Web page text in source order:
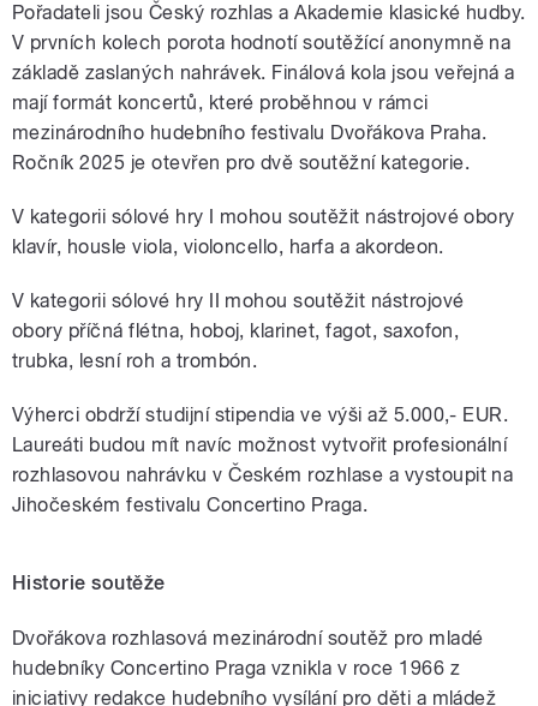
Pořadateli jsou Český rozhlas a Akademie klasické hudby.
V prvních kolech porota hodnotí soutěžící anonymně na
základě zaslaných nahrávek. Finálová kola jsou veřejná a
mají formát koncertů, které proběhnou v rámci
mezinárodního hudebního festivalu Dvořákova Praha.
Ročník 2025 je otevřen pro dvě soutěžní kategorie.
V kategorii sólové hry I mohou soutěžit nástrojové obory
klavír, housle viola, violoncello, harfa a akordeon.
V kategorii sólové hry II mohou soutěžit nástrojové
obory příčná flétna, hoboj, klarinet, fagot, saxofon,
trubka, lesní roh a trombón.
Výherci obdrží studijní stipendia ve výši až 5.000,- EUR.
Laureáti budou mít navíc možnost vytvořit profesionální
rozhlasovou nahrávku v Českém rozhlase a vystoupit na
Jihočeském festivalu Concertino Praga.
Historie soutěže
Dvořákova rozhlasová mezinárodní soutěž pro mladé
hudebníky Concertino Praga vznikla v roce 1966 z
iniciativy redakce hudebního vysílání pro děti a mládež